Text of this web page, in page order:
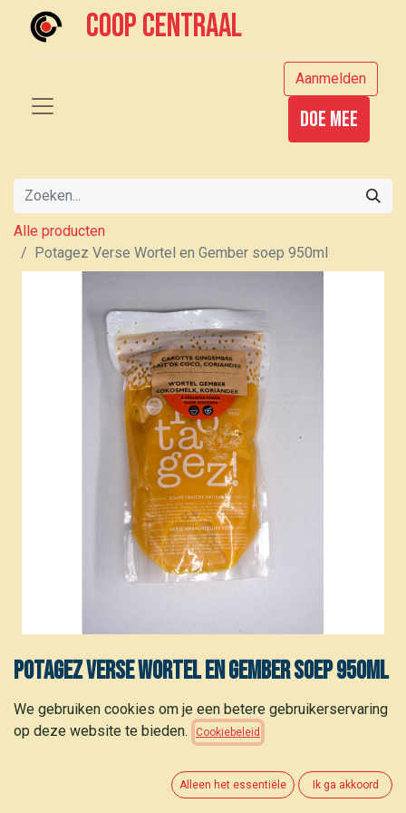
Coop centraal
Aanmelden
Doe mee
Alle producten
Potagez Verse Wortel en Gember soep 950ml
Potagez Verse Wortel en Gember soep 950ml
5,35€ (5,63€ /stuk)
We gebruiken cookies om je een betere gebruikerservaring
op deze website te bieden.
Cookiebeleid
Alleen het essentiële Ik ga akkoord